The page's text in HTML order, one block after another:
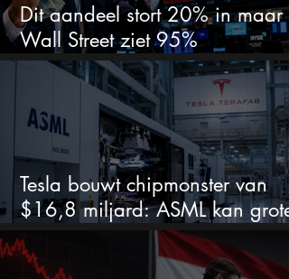
Dit aandeel stort 20% in maar
Wall Street ziet 95%
koerspotentieel
Tesla bouwt chipmonster van
$16,8 miljard: ASML kan grote
winnaar worden